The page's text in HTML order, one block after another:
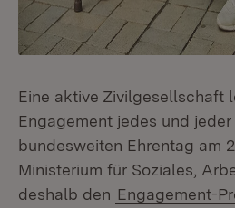
Eine aktive Zivilgesellschaft
Engagement jedes und jeder
bundesweiten Ehrentag am
Ministerium für Soziales,
deshalb den Engagement-